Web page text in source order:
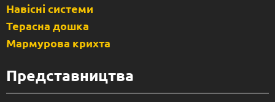
Навісні системи
Терасна дошка
Мармурова крихта
Представництва